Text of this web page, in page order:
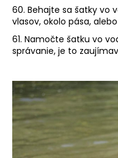
60. Behajte sa šatky vo
vlasov, okolo pása,
61. Namočte šatku vo
správanie, je to